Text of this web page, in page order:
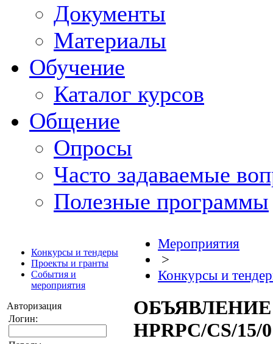
Документы
Материалы
Обучение
Каталог курсов
Общение
Опросы
Часто задаваемые
Полезные программы
Конкурсы и тендеры
Проекты и гранты
События и
мероприятия
Авторизация
Логин:
Мероприятия
>
Конкурсы и
HPRPC/CS/15/